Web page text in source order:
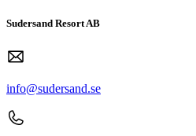
Sudersand Resort AB
info@sudersand.se